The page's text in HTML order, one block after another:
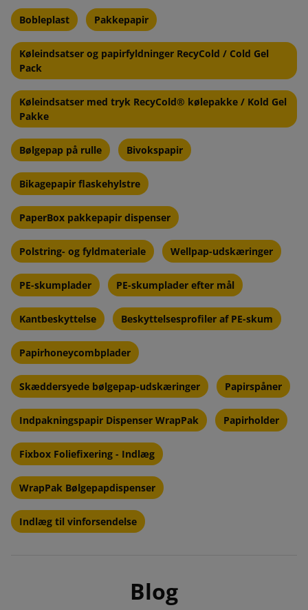
Bobleplast Pakkepapir
Køleindsatser og papirfyldninger RecyCold / Cold Gel
Pack
Køleindsatser med tryk RecyCold® kølepakke / Kold Gel
Pakke
Bølgepap på rulle Bivokspapir
Bikagepapir flaskehylstre
PaperBox pakkepapir dispenser
Polstring- og fyldmateriale Wellpap-udskæringer
PE-skumplader PE-skumplader efter mål
Kantbeskyttelse Beskyttelsesprofiler af PE-skum
Papirhoneycombplader
Skæddersyede bølgepap-udskæringer Papirspåner
Indpakningspapir Dispenser WrapPak Papirholder
Fixbox Foliefixering - Indlæg
WrapPak Bølgepapdispenser
Indlæg til vinforsendelse
Blog